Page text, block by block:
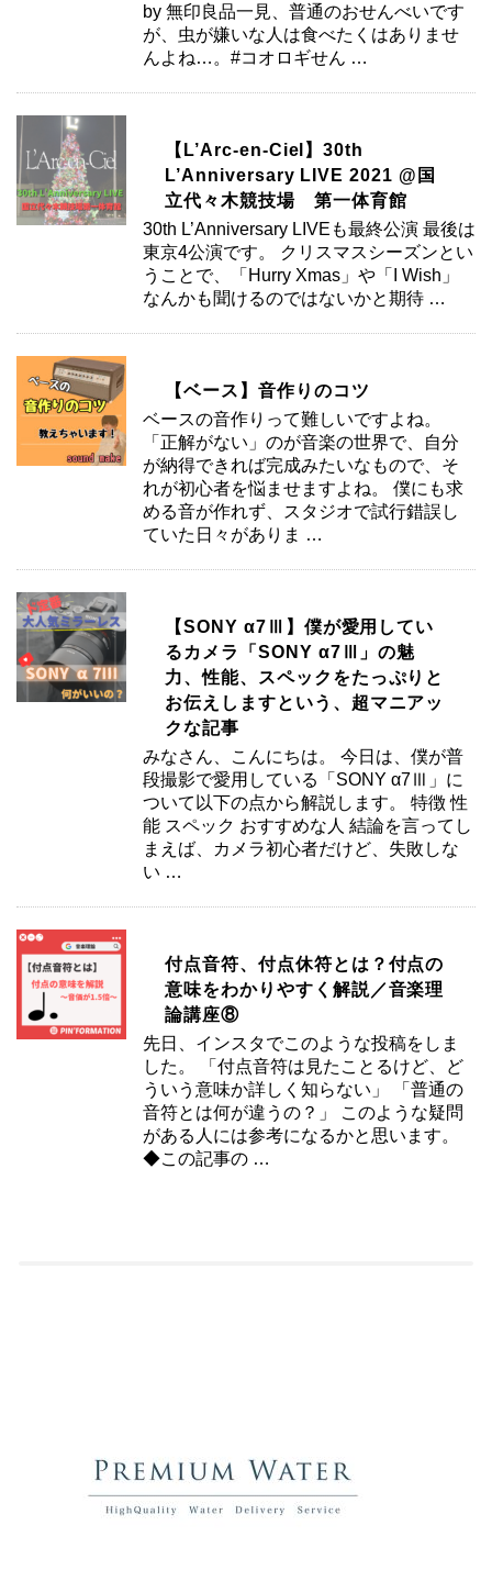
by 無印良品一見、普通のおせんべいです
が、虫が嫌いな人は食べたくはありませ
んよね…。#コオロギせん …
【L’Arc-en-Ciel】30th
L’Anniversary LIVE 2021 @国
立代々木競技場 第一体育館
30th L’Anniversary LIVEも最終公演 最後は
東京4公演です。 クリスマスシーズンとい
うことで、「Hurry Xmas」や「I Wish」
なんかも聞けるのではないかと期待 …
【ベース】音作りのコツ
ベースの音作りって難しいですよね。
「正解がない」のが音楽の世界で、自分
が納得できれば完成みたいなもので、そ
れが初心者を悩ませますよね。 僕にも求
める音が作れず、スタジオで試行錯誤し
ていた日々がありま …
【SONY α7Ⅲ】僕が愛用してい
るカメラ「SONY α7Ⅲ」の魅
力、性能、スペックをたっぷりと
お伝えしますという、超マニアッ
クな記事
みなさん、こんにちは。 今日は、僕が普
段撮影で愛用している「SONY α7Ⅲ」に
ついて以下の点から解説します。 特徴 性
能 スペック おすすめな人 結論を言ってし
まえば、カメラ初心者だけど、失敗しな
い …
付点音符、付点休符とは？付点の
意味をわかりやすく解説／音楽理
論講座⑧
先日、インスタでこのような投稿をしま
した。 「付点音符は見たことるけど、ど
ういう意味か詳しく知らない」 「普通の
音符とは何が違うの？」 このような疑問
がある人には参考になるかと思います。
◆この記事の …